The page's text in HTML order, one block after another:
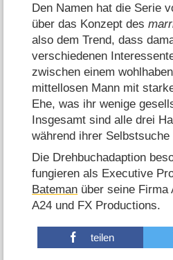
Den Namen hat die Serie
über das Konzept des
also dem Trend, dass
verschiedenen
zwischen einem
mittellosen Mann mit
Ehe, was ihr wenige
Insgesamt sind alle drei
während ihrer
Die Drehbuchadaption
fungieren als Executive
Bateman über seine Firma
A24 und FX Productions.
teilen